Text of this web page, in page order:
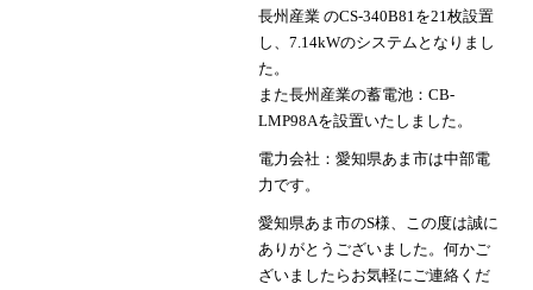
長州産業 のCS-340B81を21枚設置
し、7.14kWのシステムとなりまし
た。
また長州産業の蓄電池：CB-
LMP98Aを設置いたしました。
電力会社：愛知県あま市は中部電
力です。
愛知県あま市のS様、この度は誠に
ありがとうございました。何かご
ざいましたらお気軽にご連絡くだ